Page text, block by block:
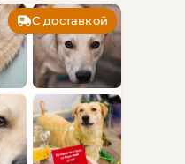
С доставкой